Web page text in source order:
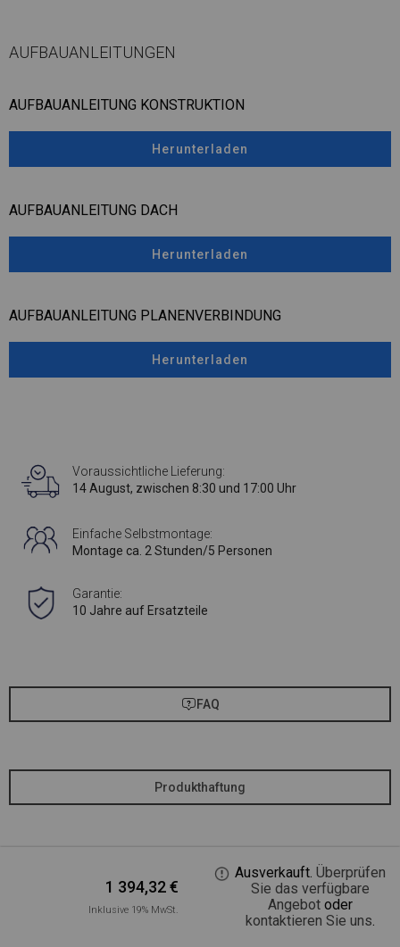
AUFBAUANLEITUNGEN
AUFBAUANLEITUNG KONSTRUKTION
Herunterladen
AUFBAUANLEITUNG DACH
Herunterladen
AUFBAUANLEITUNG PLANENVERBINDUNG
Herunterladen
Voraussichtliche Lieferung:
14 August, zwischen 8:30 und 17:00 Uhr
Einfache Selbstmontage:
Montage ca. 2 Stunden/5 Personen
Garantie:
10 Jahre auf Ersatzteile
FAQ
Produkthaftung
1 394,32€
Inklusive 19% MwSt.
Ausverkauft. Überprüfen
Sie das verfügbare
Angebotoder
kontaktieren Sie uns.